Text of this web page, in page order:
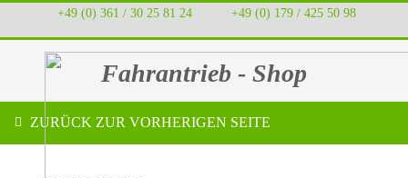
+49 (0) 361 / 30 25 81 24 +49 (0) 179 / 425 50 98
Fahrantrieb - Shop
ZURÜCK ZUR VORHERIGEN SEITE